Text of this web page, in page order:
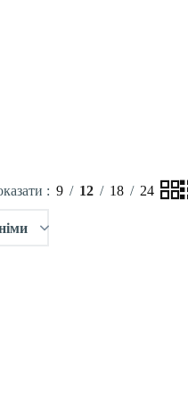
9 12 18 24